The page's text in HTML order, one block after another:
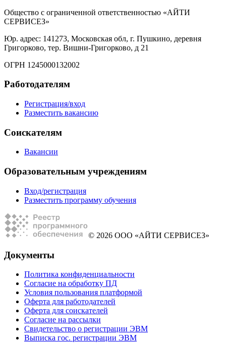
Общество с ограниченной ответственностью «АЙТИ
СЕРВИСЕЗ»
Юр. адрес: 141273, Московская обл, г. Пушкино, деревня
Григорково, тер. Вишни-Григорково, д 21
ОГРН 1245000132002
Работодателям
Регистрация/вход
Разместить вакансию
Соискателям
Вакансии
Образовательным учреждениям
Вход/регистрация
Разместить программу обучения
© 2026 ООО «АЙТИ СЕРВИСЕЗ»
Документы
Политика конфиденциальности
Согласие на обработку ПД
Условия пользования платформой
Оферта для работодателей
Оферта для соискателей
Согласие на рассылки
Свидетельство о регистрации ЭВМ
Выписка гос. регистрации ЭВМ